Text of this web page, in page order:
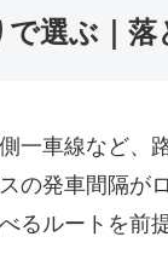
選ぶ｜落
一車線など、
の発車間隔が
るルートを前